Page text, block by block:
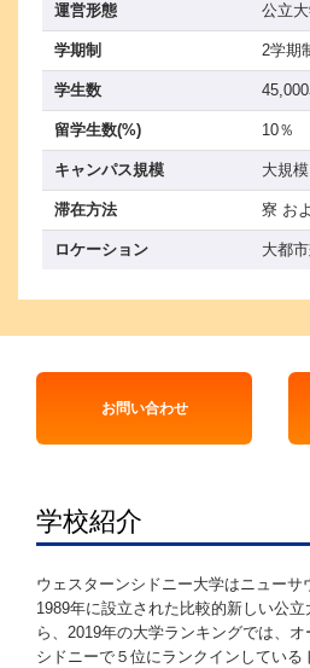
運営形態 公立
学期制 2学期
学生数 45,000
留学生数(%) 10％
キャンパス規模 大規模
滞在方法 寮 お
ロケーション 大都
お問い合わせ
学校紹介
ウェスターンシドニー大学はニューサ
1989年に設立された比較的新しい公
ら、2019年の大学ランキングでは、オ
シドニーで５位にランクインしている